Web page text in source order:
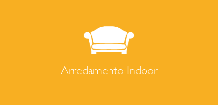
Arredamento Indoor